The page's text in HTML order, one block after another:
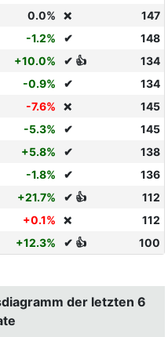
0.0% ❌
147
-1.2% ✔
148
+10.0% ✔ 👍
134
-0.9% ✔
134
-7.6% ❌
145
-5.3% ✔
145
+5.8% ✔
138
-1.8% ✔
136
+21.7% ✔ 👍
112
+0.1% ❌
112
+12.3% ✔ 👍 100
der letzten 6